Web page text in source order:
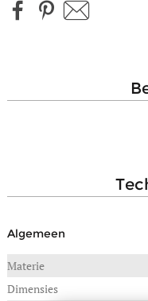
Algemeen
Materie
Dimensies